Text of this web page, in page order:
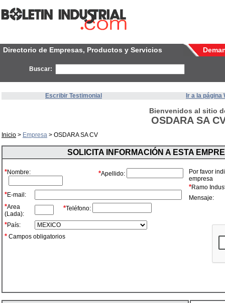
Directorio de Empresas, Productos y Servicios
Buscar:
Escribir Testimonial Ir a la página
Bienvenidos al sitio
OSDARA SA
Inicio > Empresa > OSDARA SA CV
SOLICITA INFORMACIÓN A ESTA
*Nombre: *Apellido:
*E-mail:
*Area
(Lada):
*Teléfono:
*País:
* Campos obligatorios
Por favor
empresa
*Ramo
Mensaje: